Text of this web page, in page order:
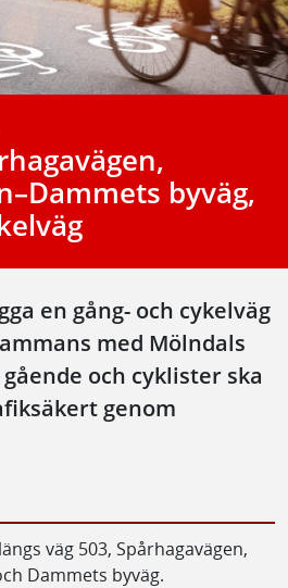
byväg,
en gång- och cykelväg
med Mölndals
och cyklister ska
genom
väg 503, Spårhagavägen,
Dammets byväg.